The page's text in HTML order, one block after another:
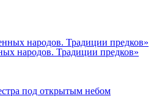
народов. Традиции предков»